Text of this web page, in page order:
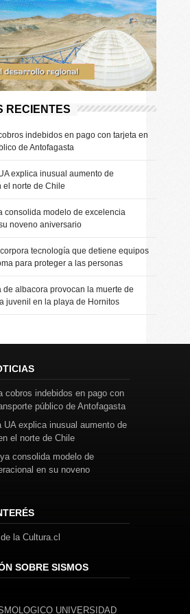
RECIENTES
indebidos en pago con tarjeta en
de Antofagasta
explica inusual aumento de
el norte de Chile
consolida modelo de excelencia
noveno aniversario
tecnología que detiene equipos
para proteger a las personas
de albacora provocan la muerte de
juvenil en la playa de Hornitos
cobros indebidos en pago con
público de Antofagasta
UA explica inusual aumento de
el norte de Chile
consolida modelo de
en su noveno
la Cultura.cl
SOBRE SISMOS
UNIVERSIDAD